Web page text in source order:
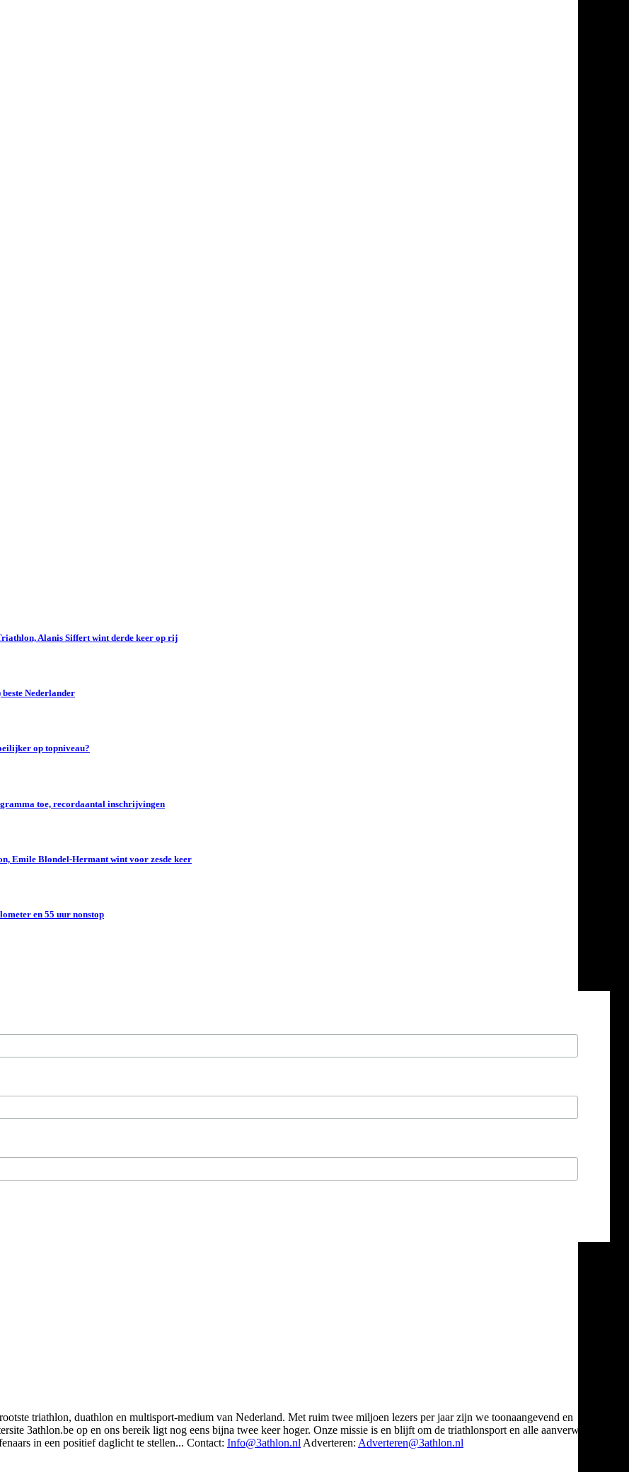
Alanis Siffert wint derde keer op rij
Nederlander
op topniveau?
toe, recordaantal inschrijvingen
Emile Blondel-Hermant wint voor zesde keer
en 55 uur nonstop
triathlon, duathlon en multisport-medium van Nederland. Met ruim twee miljoen lezers per jaar zijn we toonaangevend en
3athlon.be op en ons bereik ligt nog eens bijna twee keer hoger. Onze missie is en blijft om de triathlonsport en alle aanverwante
in een positief daglicht te stellen... Contact: Info@3athlon.nl Adverteren: Adverteren@3athlon.nl